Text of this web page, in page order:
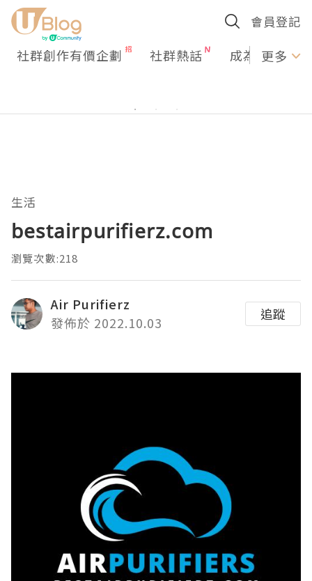
會員登記
社群創作有價企劃 社群熱話 成為U更多
生活
bestairpurifierz.com
瀏覽次數:218
Air Purifierz
發佈於 2022.10.03
追蹤